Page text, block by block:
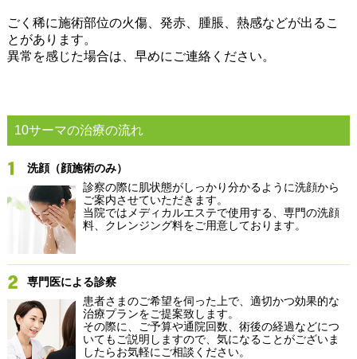
ごく稀に施術部位の火傷、発赤、腫脹、熱感などが出るこ
とがあります。​
異常を感じた場合は、早めにご連絡ください。
10サーマの治療の流れ
洗顔（顔施術のみ）
診察の際に肌状態がしっかり分かるように洗顔から
ご案内させていただきます。
当院ではメディカルエステで使用する、専門の洗顔
料、クレンジング料をご用意しております。
専門医による診察
患者さまのご希望を伺った上で、適切かつ効果的な
治療プランをご提案致します。
その際に、ご予算や通院回数、術後の経過などにつ
いてもご説明しますので、気になることがございま
したらお気軽にご相談ください。